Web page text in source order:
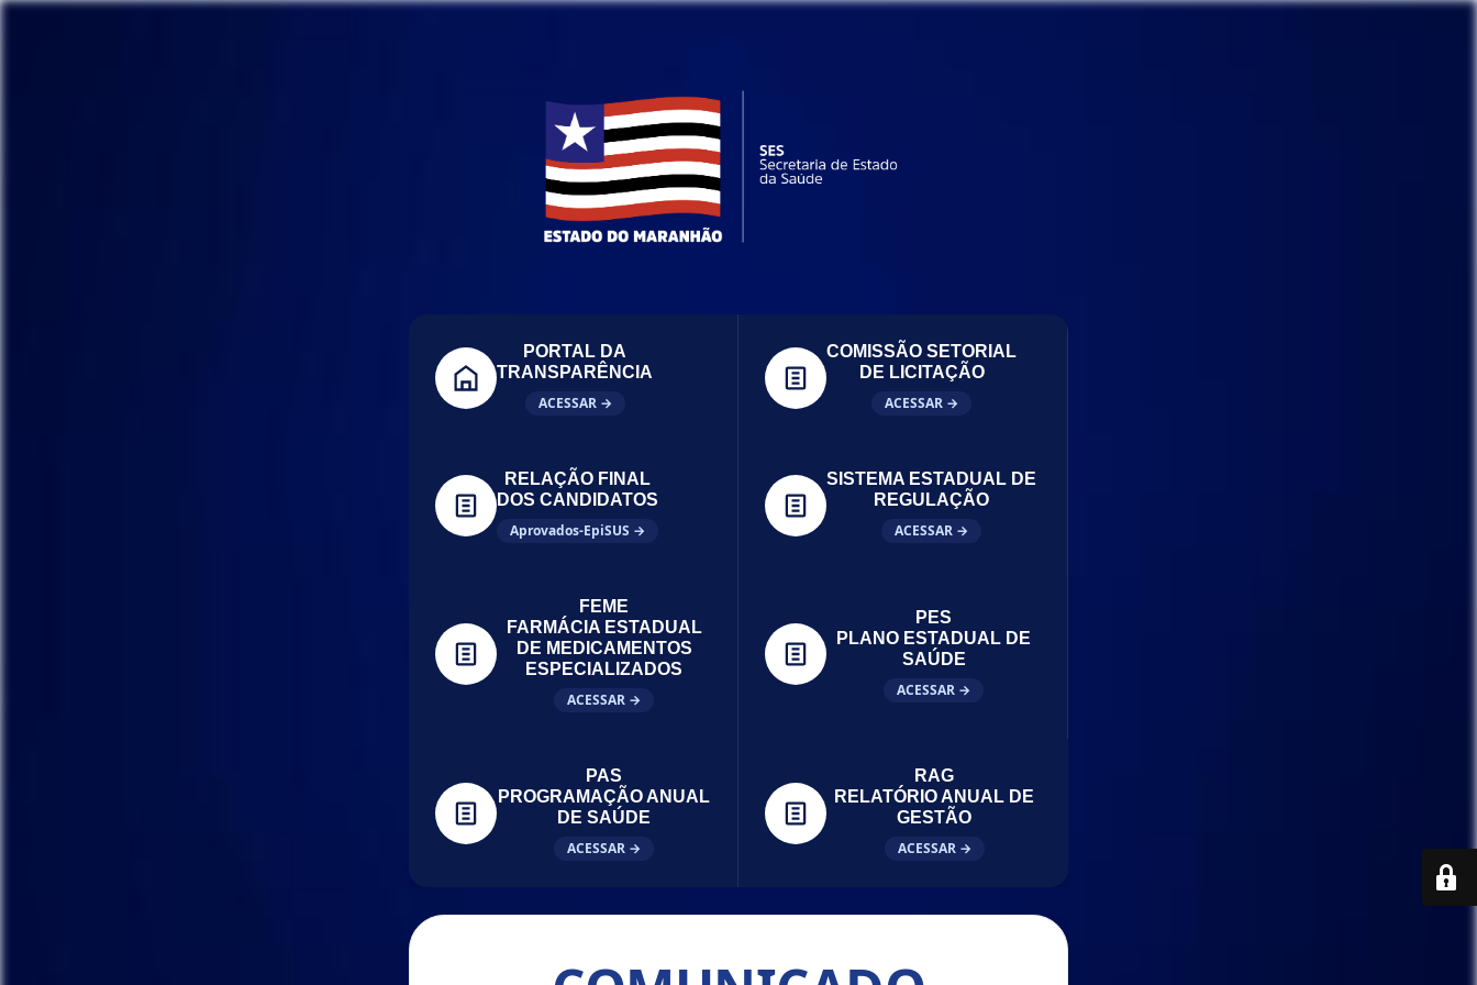
PORTAL DA
TRANSPARÊNCIA
ACESSAR →
COMISSÃO SETORIAL
DE LICITAÇÃO
ACESSAR →
RELAÇÃO FINAL
DOS CANDIDATOS
Aprovados-EpiSUS →
SISTEMA ESTADUAL DE
REGULAÇÃO
ACESSAR →
FEME
FARMÁCIA ESTADUAL
DE MEDICAMENTOS
ESPECIALIZADOS
ACESSAR →
PES
PLANO ESTADUAL DE
SAÚDE
ACESSAR →
PAS
PROGRAMAÇÃO ANUAL
DE SAÚDE
ACESSAR →
RAG
RELATÓRIO ANUAL DE
GESTÃO
ACESSAR →